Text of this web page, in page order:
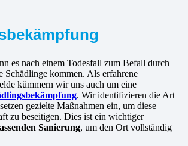
es nach einem Todesfall zum Befall durch
Schädlinge kommen. Als erfahrene
kümmern wir uns auch um eine
. Wir identifizieren die Art
gezielte Maßnahmen ein, um diese
zu beseitigen. Dies ist ein wichtiger
Sanierung, um den Ort vollständig